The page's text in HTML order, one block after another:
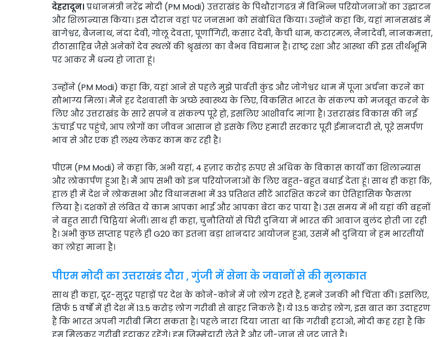
देहरादून। प्रधानमंत्री नरेंद्र मोदी (PM Modi) उत्तराखंड के पिथौरागढत्र में विभिन्न परियोजनाओं का उद्घाटन
और शिलान्यास किया। इस दौरान वहां पर जनसभा को संबोधित किया। उन्होंने कहा कि, यहां मानसखंड में
बागेश्वर, बैजनाथ, नंदा देवी, गोलू देवता, पूर्णागिरी, कसार देवी, कैंची धाम, कटारमल, नैनादेवी, नानकमत्ता,
रीठासाहिब जैसे अनेकों देव स्थलों की श्रृखंला का वैभव विद्यमान हैं। राष्ट्र रक्षा और आस्था की इस तीर्थभूमि
पर आकर मैं धन्य हो जाता हूं।
उन्होंने (PM Modi) कहा कि, यहां आने से पहले मुझे पार्वती कुंड और जोगेश्वर धाम में पूजा अर्चना करने का
सौभाग्य मिला। मैंने हर देशवासी के अच्छे स्वास्थ्य के लिए, विकसित भारत के संकल्प को मजबूत करने के
लिए और उत्तराखंड के सारे सपने व संकल्प पूरे हो, इसलिए आशीर्वाद मांगा है। उत्तराखंड विकास की नई
ऊंचाई पर पहुंचे, आप लोगों का जीवन आसान हो इसके लिए हमारी सरकार पूरी ईमानदारी से, पूरे समर्पण
भाव से और एक ही लक्ष्य लेकर काम कर रही है।
पीएम (PM Modi) ने कहा कि, अभी यहां, 4 हज़ार करोड़ रुपए से अधिक के विकास कार्यों का शिलान्यास
और लोकार्पण हुआ है। मैं आप सभी को इन परियोजनाओं के लिए बहुत-बहुत बधाई देता हूं। साथ ही कहा कि,
हाल ही में देश ने लोकसभा और विधानसभा में 33 प्रतिशत सीटें आरक्षित करने का ऐतिहासिक फैसला
लिया है। दशकों से लंबित ये काम आपका भाई और आपका बेटा कर पाया है। उस समय में भी यहां की बहनों
ने बहुत सारी चिट्ठियां भेजीं। साथ ही कहा, चुनौतियों से घिरी दुनिया में भारत की आवाज बुलंद होती जा रही
है। अभी कुछ सप्ताह पहले ही G20 का इतना बड़ा शानदार आयोजन हुआ, उसमें भी दुनिया ने हम भारतीयों
का लोहा माना है।
पीएम मोदी का उत्तराखंड दौरा , गुंजी में सेना के जवानों से की मुलाकात
साथ ही कहा, दूर-सुदूर पहाड़ों पर देश के कोने-कोने में जो लोग रहते हैं, हमने उनकी भी चिंता की। इसलिए,
सिर्फ 5 वर्षों में ही देश में 13.5 करोड़ लोग गरीबी से बाहर निकले हैं। ये 13.5 करोड़ लोग, इस बात का उदाहरण
हैं कि भारत अपनी गरीबी मिटा सकता है। पहले नारा दिया जाता था कि गरीबी हटाओ, मोदी कह रहा है​ कि
हम मिलकर गरीबी हटाकर रहेंगे। हम जिम्मेदारी लेते हैं और जी-जान से जुट जाते हैं।